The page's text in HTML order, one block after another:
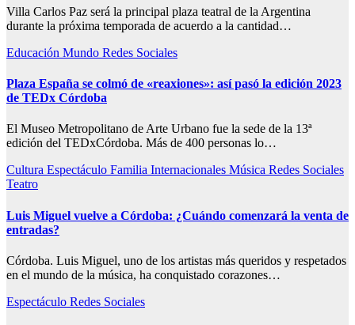
Villa Carlos Paz será la principal plaza teatral de la Argentina
durante la próxima temporada de acuerdo a la cantidad…
Educación Mundo Redes Sociales
Plaza España se colmó de «reaxiones»: así pasó la edición 2023
de TEDx Córdoba
El Museo Metropolitano de Arte Urbano fue la sede de la 13ª
edición del TEDxCórdoba. Más de 400 personas lo…
Cultura Espectáculo Familia Internacionales Música Redes Sociales
Teatro
Luis Miguel vuelve a Córdoba: ¿Cuándo comenzará la venta de
entradas?
Córdoba. Luis Miguel, uno de los artistas más queridos y respetados
en el mundo de la música, ha conquistado corazones…
Espectáculo Redes Sociales